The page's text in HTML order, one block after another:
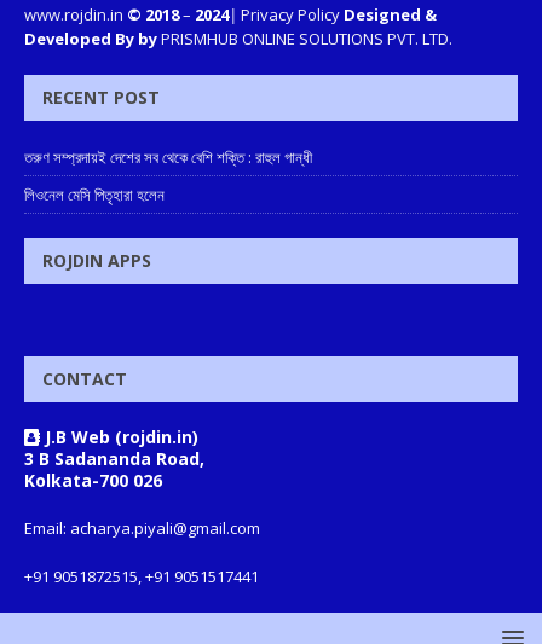
www.rojdin.in © 2018– 2024| Privacy Policy Designed &
Developed By byPRISMHUB ONLINE SOLUTIONS PVT. LTD.
RECENT POST
তরুণ সম্প্রদায়ই দেশের সব থেকে বেশি শক্তি : রাহুল গান্ধী
লিওনেল মেসি পিতৃহারা হলেন
ROJDIN APPS
CONTACT
J.B Web (rojdin.in)
3 B Sadananda Road,
Kolkata-700 026
Email: acharya.piyali@gmail.com
+91 9051872515, +91 9051517441